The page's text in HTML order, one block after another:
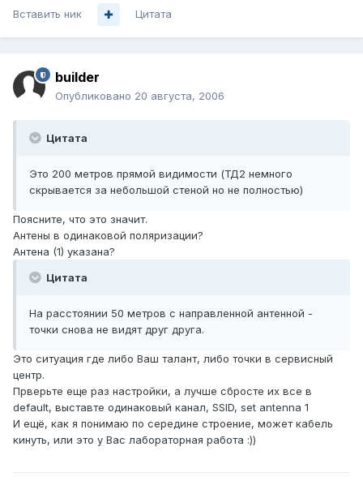
Вставить ник Цитата
builder
Опубликовано 20 августа, 2006
Цитата
Это 200 метров прямой видимости (ТД2 немного
скрывается за небольшой стеной но не полностью)
Поясните, что это значит.
Антены в одинаковой поляризации?
Антена (1) указана?
Цитата
На расстоянии 50 метров с направленной антенной -
точки снова не видят друг друга.
Это ситуация где либо Ваш талант, либо точки в сервисный
центр.
Прверьте еще раз настройки, а лучше сбросте их все в
default, выставте одинаковый канал, SSID, set antenna 1
И ещё, как я понимаю по середине строение, может кабель
кинуть, или это у Вас лабораторная работа :))